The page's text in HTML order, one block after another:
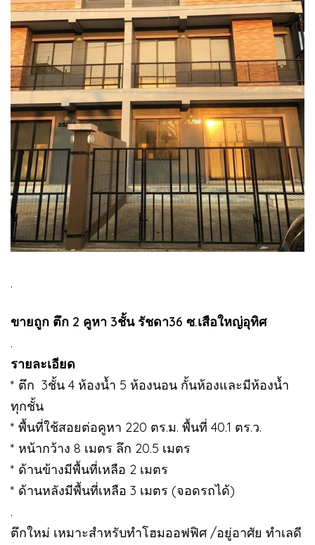
.
ขายถูก ตึก 2 คูหา 3ชั้น รัชดา36 ซ.เสือใหญ่อุทิศ
.
รายละเอียด
* ตึก 3ชั้น 4 ห้องน้ำ 5 ห้องนอน กั้นห้องและมีห้องน้ำ
ทุกชั้น
* พื้นที่ใช้สอยต่อคูหา 220 ตร.ม. พื้นที่ 40.1 ตร.ว.
* หน้ากว้าง 8 เมตร ลึก 20.5 เมตร
* ด้านข้างมีพื้นที่เหลือ 2 เมตร
* ด้านหลังมีพื้นที่เหลือ 3 เมตร (จอดรถได้)
.
ตึกใหม่ เหมาะสำหรับทำโฮมออฟฟิศ /อยู่อาศัย ทำเลดี